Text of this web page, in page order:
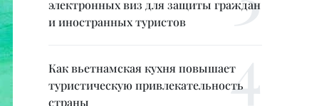
электронных виз для защиты граждан
и иностранных туристов
Как вьетнамская кухня повышает
туристическую привлекательность
страны